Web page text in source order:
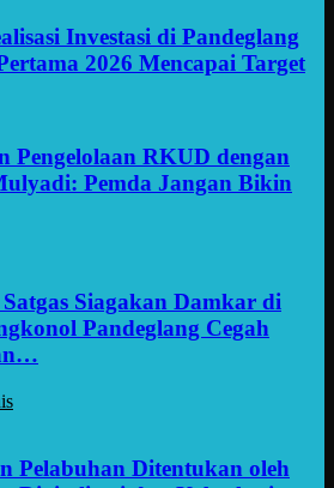
Investasi di Pandeglang
2026 Mencapai Target
Pengelolaan RKUD dengan
Pemda Jangan Bikin
Siagakan Damkar di
Pandeglang Cegah
Pelabuhan Ditentukan oleh